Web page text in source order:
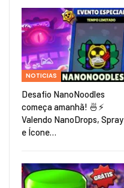
NOTICIAS
Desafio NanoNoodles
começa amanhã! 🍜⚡
Valendo NanoDrops, Spray
e Ícone…